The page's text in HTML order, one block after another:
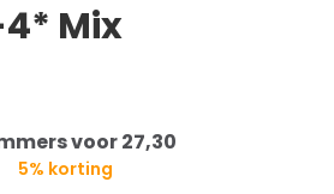
Mix
voor 27,30
5% korting